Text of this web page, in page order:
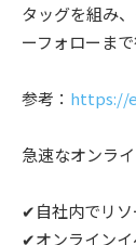
タッグを組み
ーフォローま
参考： https://
急速なオンライ
✔︎自社内でリソ
✔︎オンライン